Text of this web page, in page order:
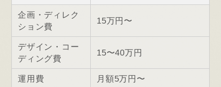
企画・ディレク
ション費
15万円〜
デザイン・コー
ディング費
15〜40万円
運用費 月額5万円〜